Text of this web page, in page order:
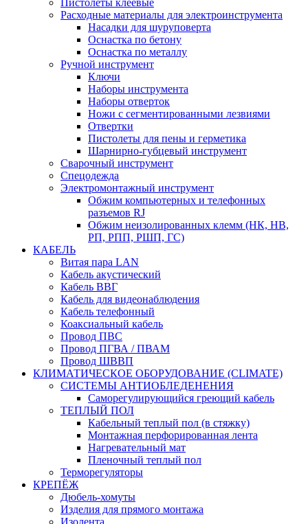
Пистолеты клеевые
Расходные материалы для электроинструмента
Насадки для шуруповерта
Оснастка по бетону
Оснастка по металлу
Ручной инструмент
Ключи
Наборы инструмента
Наборы отверток
Ножи с сегментированными лезвиями
Отвертки
Пистолеты для пены и герметика
Шарнирно-губцевый инструмент
Сварочный инструмент
Спецодежда
Электромонтажный инструмент
Обжим компьютерных и телефонных
разъемов RJ
Обжим неизолированных клемм (НК, НВ,
РП, РПП, РШП, ГС)
КАБЕЛЬ
Витая пара LAN
Кабель акустический
Кабель ВВГ
Кабель для видеонаблюдения
Кабель телефонный
Коаксиальный кабель
Провод ПВС
Провод ПГВА / ПВАМ
Провод ШВВП
КЛИМАТИЧЕСКОЕ ОБОРУДОВАНИЕ (CLIMATE)
СИСТЕМЫ АНТИОБЛЕДЕНЕНИЯ
Саморегулирующийся греющий кабель
ТЕПЛЫЙ ПОЛ
Кабельный теплый пол (в стяжку)
Монтажная перфорированная лента
Нагревательный мат
Пленочный теплый пол
Терморегуляторы
КРЕПЁЖ
Дюбель-хомуты
Изделия для прямого монтажа
Изолента